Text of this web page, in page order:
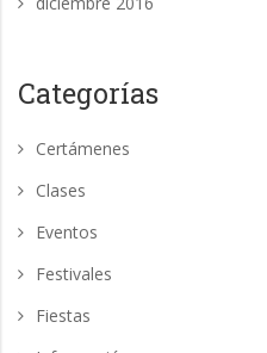
Categorías
Certámenes
Clases
Eventos
Festivales
Fiestas